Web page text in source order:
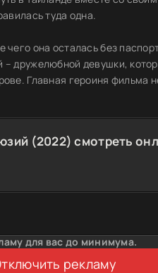
туда одна.
она осталась без
дружелюбной девушки,
Главная героиня фильма
(2022) смотреть
для вас до минимума.
рекламу